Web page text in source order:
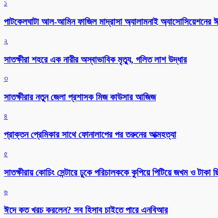
১
পাটকেলঘাটা আল-আমিন ফাজিল মাদ্রাসা অ্যালামনাই অ্যাসোসিয়েশনের
২
সাতক্ষীরা শহরে এক নারীর অস্বাভাবিক মৃত্যু, গলিত লাশ উদ্ধার
৩
সাতক্ষীরার নতুন জেলা প্রশাসক মিজ কাউসার আজিজ
৪
প্রাক্তন প্রেমিকার সাথে ফোনালাপের পর তরুনের আত্মহত্যা
৫
সাতক্ষীরায় কোচিং সেন্টারে ঢুকে পরিচালককে কুপিয়ে পিটিয়ে জখম ও টাকা
৬
ঈদে কত খরচ করলেন? সব হিসাব চাইতে পারে এনবিআর